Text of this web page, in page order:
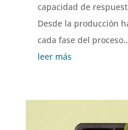
capacidad de
Desde la producción
cada fase del
leer más